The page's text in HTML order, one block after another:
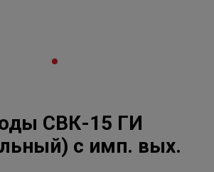
СВК-15 ГИ
с имп. вых.